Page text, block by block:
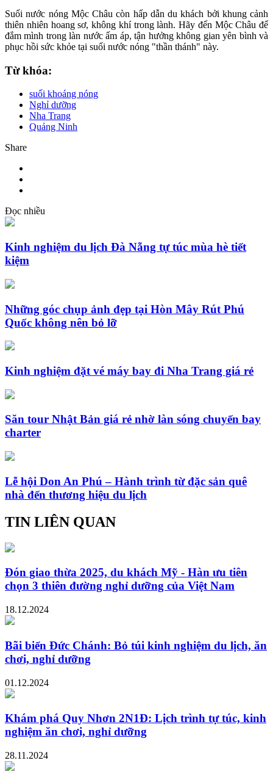
Suối nước nóng Mộc Châu còn hấp dẫn du khách bởi khung cảnh
thiên nhiên hoang sơ, không khí trong lành. Hãy đến Mộc Châu để
đắm mình trong làn nước ấm áp, tận hưởng không gian yên bình và
phục hồi sức khỏe tại suối nước nóng "thần thánh" này.
Từ khóa:
suối khoáng nóng
Nghỉ dưỡng
Nha Trang
Quảng Ninh
Share
Đọc nhiều
Kinh nghiệm du lịch Đà Nẵng tự túc mùa hè tiết
kiệm
Những góc chụp ảnh đẹp tại Hòn Mây Rút Phú
Quốc không nên bỏ lỡ
Kinh nghiệm đặt vé máy bay đi Nha Trang giá rẻ
Săn tour Nhật Bản giá rẻ nhờ làn sóng chuyến bay
charter
Lễ hội Don An Phú – Hành trình từ đặc sản quê
nhà đến thương hiệu du lịch
TIN LIÊN QUAN
Đón giao thừa 2025, du khách Mỹ - Hàn ưu tiên
chọn 3 thiên đường nghỉ dưỡng của Việt Nam
18.12.2024
Bãi biển Đức Chánh: Bỏ túi kinh nghiệm du lịch, ăn
chơi, nghỉ dưỡng
01.12.2024
Khám phá Quy Nhơn 2N1Đ: Lịch trình tự túc, kinh
nghiệm ăn chơi, nghỉ dưỡng
28.11.2024